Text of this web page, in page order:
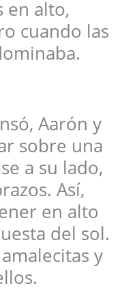
en alto,
cuando las
Aarón y
sobre una
a su lado,
Así,
en alto
del sol.
y